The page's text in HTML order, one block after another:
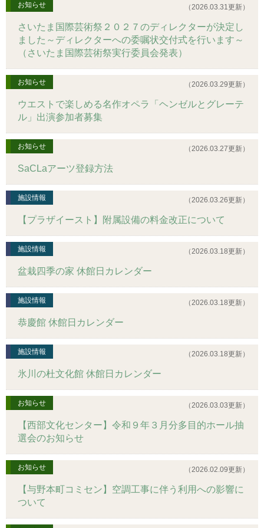
お知らせ
さいたま国際芸術祭２０２７のディレクターが決定し
ました～ディレクターへの委嘱状交付式を行います～
（さいたま国際芸術祭実行委員会発表）
（2026.03.31更新）
お知らせ
ウエストで楽しめる名作オペラ「ヘンゼルとグレーテ
ル」出演参加者募集
（2026.03.29更新）
お知らせ
SaCLaアーツ登録方法
（2026.03.27更新）
施設情報
【プラザイースト】附属設備の料金改正について
（2026.03.26更新）
施設情報
盆栽四季の家 休館日カレンダー
（2026.03.18更新）
施設情報
恭慶館 休館日カレンダー
（2026.03.18更新）
施設情報
氷川の杜文化館 休館日カレンダー
（2026.03.18更新）
お知らせ
【西部文化センター】令和９年３月分多目的ホール抽
選会のお知らせ
（2026.03.03更新）
お知らせ
【与野本町コミセン】空調工事に伴う利用への影響に
ついて
（2026.02.09更新）